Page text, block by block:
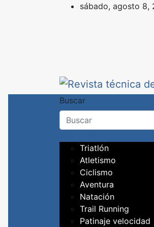
sábado, agosto 8,
Revista
Sport Training es
Buscar
Triatlón
Atletismo
Ciclismo
Aventura
Natación
Trail Running
Patinaje velocidad